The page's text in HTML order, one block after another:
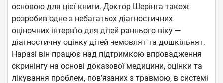
основою для цієї книги. Доктор Шерінга також
розробив одне з небагатьох діагностичних
оціночних інтерв’ю для дітей раннього віку —
діагностичну оцінку дітей немовлят та дошкільнят.
Наразі він працює над підтримкою впровадження
скринінгу на основі доказової медицини, оцінки та
лікування проблем, пов’язаних з травмою, в системі